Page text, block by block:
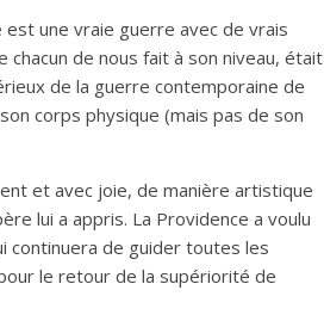
une vraie guerre avec de vrais
de nous fait à son niveau, était
de la guerre contemporaine de
corps physique (mais pas de son
et avec joie, de manière artistique
lui a appris. La Providence a voulu
continuera de guider toutes les
le retour de la supériorité de